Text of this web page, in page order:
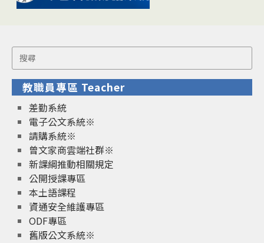
Search
for:
教職員專區 Teacher
差勤系統
電子公文系統※
請購系統※
曾文家商雲端社群※
新課綱推動相關規定
公開授課專區
本土語課程
資通安全維護專區
ODF專區
舊版公文系統※